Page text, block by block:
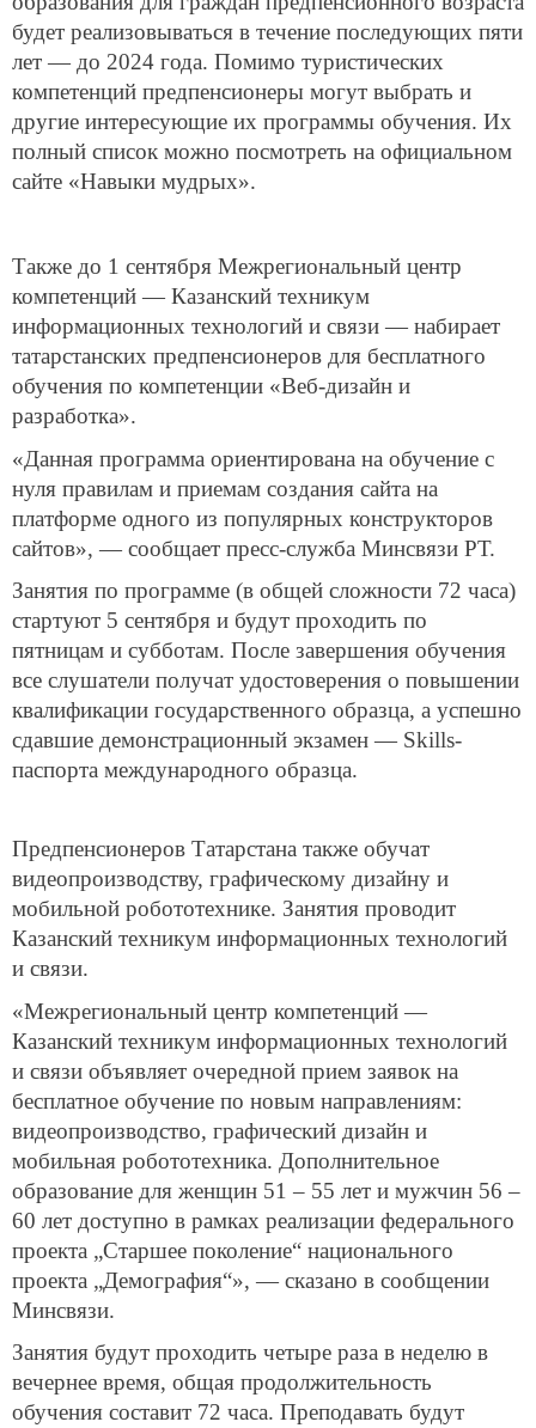
будет реализовываться в течение последующих пяти
лет — до 2024 года. Помимо туристических
компетенций предпенсионеры могут выбрать и
другие интересующие их программы обучения. Их
полный список можно посмотреть на официальном
сайте «Навыки мудрых».
Также до 1 сентября Межрегиональный центр
компетенций — Казанский техникум
информационных технологий и связи — набирает
татарстанских предпенсионеров для бесплатного
обучения по компетенции «Веб-дизайн и
разработка».
«Данная программа ориентирована на обучение с
нуля правилам и приемам создания сайта на
платформе одного из популярных конструкторов
сайтов», — сообщает пресс-служба Минсвязи РТ.
Занятия по программе (в общей сложности 72 часа)
стартуют 5 сентября и будут проходить по
пятницам и субботам. После завершения обучения
все слушатели получат удостоверения о повышении
квалификации государственного образца, а успешно
сдавшие демонстрационный экзамен — Skills-
паспорта международного образца.
Предпенсионеров Татарстана также обучат
видеопроизводству, графическому дизайну и
мобильной робототехнике. Занятия проводит
Казанский техникум информационных технологий
и связи.
«Межрегиональный центр компетенций —
Казанский техникум информационных технологий
и связи объявляет очередной прием заявок на
бесплатное обучение по новым направлениям:
видеопроизводство, графический дизайн и
мобильная робототехника. Дополнительное
образование для женщин 51 – 55 лет и мужчин 56 –
60 лет доступно в рамках реализации федерального
проекта „Старшее поколение“ национального
проекта „Демография“», — сказано в сообщении
Минсвязи.
Занятия будут проходить четыре раза в неделю в
вечернее время, общая продолжительность
обучения составит 72 часа. Преподавать будут